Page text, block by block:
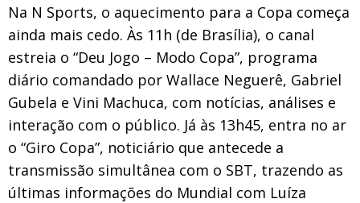
Na N Sports, o aquecimento para a Copa começa
ainda mais cedo. Às 11h (de Brasília), o canal
estreia o “Deu Jogo – Modo Copa”, programa
diário comandado por Wallace Neguerê, Gabriel
Gubela e Vini Machuca, com notícias, análises e
interação com o público. Já às 13h45, entra no ar
o “Giro Copa”, noticiário que antecede a
transmissão simultânea com o SBT, trazendo as
últimas informações do Mundial com Luíza